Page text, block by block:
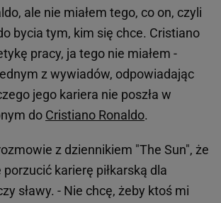
ale nie miałem tego, co on, czyli
bycia tym, kim się chce. Cristiano
pracy, ja tego nie miałem -
z wywiadów, odpowiadając
jego kariera nie poszła w
do Cristiano Ronaldo.
z dziennikiem "The Sun", że
porzucić karierę piłkarską dla
sławy. - Nie chcę, żeby ktoś mi